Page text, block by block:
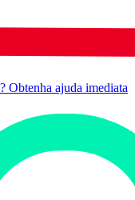
Obtenha ajuda imediata